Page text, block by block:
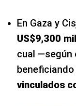
En Gaza y
US$9,300
cual —según
vinculados